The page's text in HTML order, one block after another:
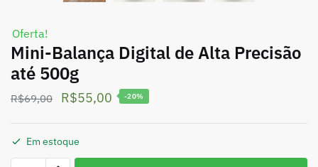
Oferta!
Mini-Balança Digital de Alta Precisão
até 500g
R$69,00 R$55,00 -20%
Em estoque